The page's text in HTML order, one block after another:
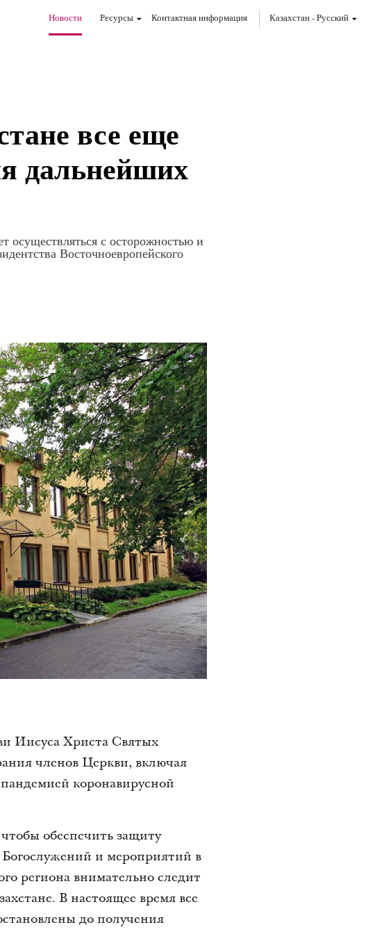
Новости Ресурсы Контактная информация Казахстан-Pусский
все еще
дальнейших
осуществляться с осторожностью и
Восточноевропейского
Иисуса Христа Святых
членов Церкви, включая
коронавирусной
обеспечить защиту
Богослужений и мероприятий в
региона внимательно следит
В настоящее время все
до получения